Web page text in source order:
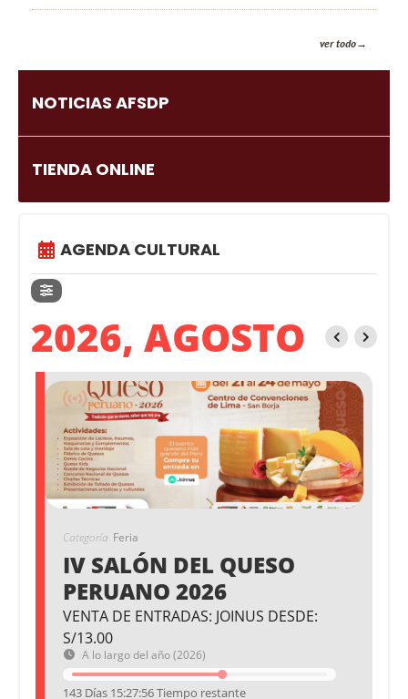
ver todo
NOTICIAS AFSDP
TIENDA ONLINE
AGENDA CULTURAL
2026, AGOSTO
Categoría Feria
IV SALÓN DEL QUESO
PERUANO 2026
VENTA DE ENTRADAS: JOINUS DESDE:
S/13.00
A lo largo del año (2026)
143 Días 15:27:55 Tiempo restante